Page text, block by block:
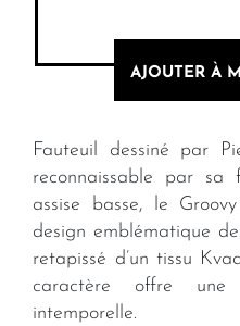
AJOUTER À
Fauteuil dessiné par
reconnaissable par
assise basse, le
design emblématique
retapissé d’un tissu
caractère offre une
intemporelle.